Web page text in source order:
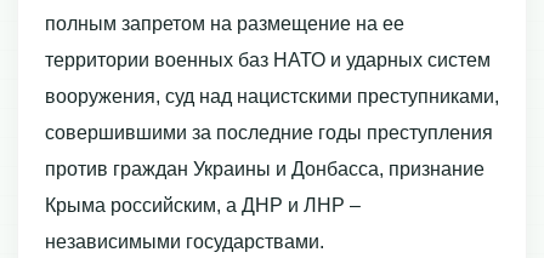
полным запретом на размещение на ее
территории военных баз НАТО и ударных систем
вооружения, суд над нацистскими преступниками,
совершившими за последние годы преступления
против граждан Украины и Донбасса, признание
Крыма российским, а ДНР и ЛНР –
независимыми государствами.